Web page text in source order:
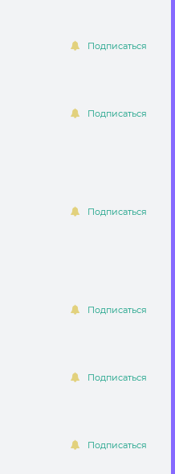
Подписаться
Подписаться
Подписаться
Подписаться
Подписаться
Подписаться